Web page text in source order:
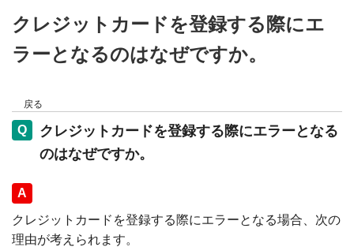
クレジットカードを登録する際にエ
ラーとなるのはなぜですか。
戻る
クレジットカードを登録する際にエラーとなる
のはなぜですか。
回答
クレジットカードを登録する際にエラーとなる場合、次の
理由が考えられます。